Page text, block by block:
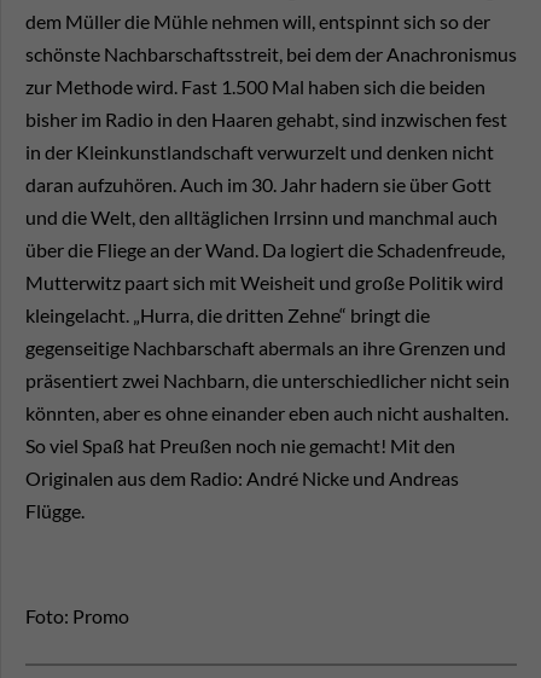
dem Müller die Mühle nehmen will, entspinnt sich so der
schönste Nachbarschaftsstreit, bei dem der Anachronismus
zur Methode wird. Fast 1.500 Mal haben sich die beiden
bisher im Radio in den Haaren gehabt, sind inzwischen fest
in der Kleinkunstlandschaft verwurzelt und denken nicht
daran aufzuhören. Auch im 30. Jahr hadern sie über Gott
und die Welt, den alltäglichen Irrsinn und manchmal auch
über die Fliege an der Wand. Da logiert die Schadenfreude,
Mutterwitz paart sich mit Weisheit und große Politik wird
kleingelacht. „Hurra, die dritten Zehne“ bringt die
gegenseitige Nachbarschaft abermals an ihre Grenzen und
präsentiert zwei Nachbarn, die unterschiedlicher nicht sein
könnten, aber es ohne einander eben auch nicht aushalten.
So viel Spaß hat Preußen noch nie gemacht! Mit den
Originalen aus dem Radio: André Nicke und Andreas
Flügge.
Foto: Promo